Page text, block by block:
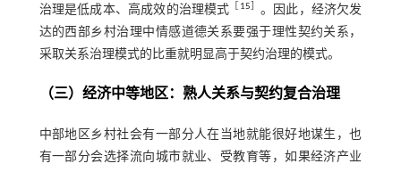
治理是低成本、高成效的治理模式
15
。因此，经济欠发
达的西部乡村治理中情感道德关系要强于理性契约关系，
采取关系治理模式的比重就明显高于契约治理的模式。
（三）经济中等地区：熟人关系与契约复合治理
中部地区乡村社会有一部分人在当地就能很好地谋生，也
有一部分会选择流向城市就业、受教育等，如果经济产业